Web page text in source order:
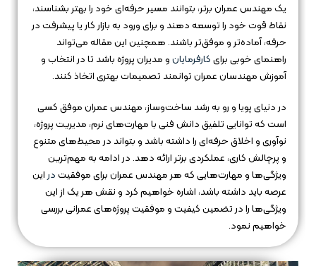
یک مهندس عمران برتر، بتوانند مسیر حرفه‌ای خود را بهتر بشناسند،
نقاط قوت خود را توسعه دهند و برای ورود به بازار کار یا پیشرفت در
حرفه، آماده‌تر و موفق‌تر باشند. همچنین این مقاله می‌تواند
راهنمای خوبی برایکارفرمایانو مدیران پروژه باشد تا در انتخاب و
آموزش مهندسان عمران توانمند تصمیمات بهتری اتخاذ کنند.
در دنیای پویا و رو به رشد ساخت‌وساز، مهندس عمران موفق کسی
است که توانایی تلفیق دانش فنی با مهارت‌های نرم، مدیریت پروژه،
نوآوری و اخلاق حرفه‌ای را داشته باشد و بتواند در محیط‌های متنوع
و پرچالش کاری، عملکردی برتر ارائه دهد. در ادامه به مهم‌ترین
ویژگی‌ها و مهارت‌هایی که هر مهندس عمران برای موفقیتدراین
عرصه باید داشته باشد، اشاره خواهیم کرد و نقش هر یک از این
ویژگی‌ها را در تضمین کیفیت و موفقیت پروژه‌های عمرانی بررسی
خواهیم نمود.